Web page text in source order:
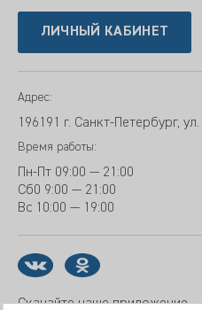
ЛИЧНЫЙ КАБИНЕТ
Адрес:
196191 г. Санкт-Петербург,
Время работы:
Пн-Пт 09:00 — 21:00
Сб0 9:00 — 21:00
Вс 10:00 — 19:00
Скачайте наше приложение